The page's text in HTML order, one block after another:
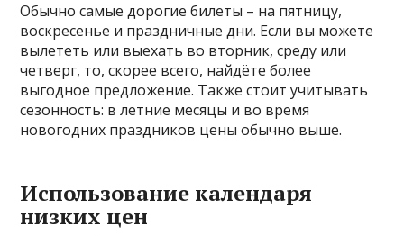
Обычно самые дорогие билеты – на пятницу,
воскресенье и праздничные дни. Если вы можете
вылететь или выехать во вторник, среду или
четверг, то, скорее всего, найдёте более
выгодное предложение. Также стоит учитывать
сезонность: в летние месяцы и во время
новогодних праздников цены обычно выше.
Использование календаря
низких цен